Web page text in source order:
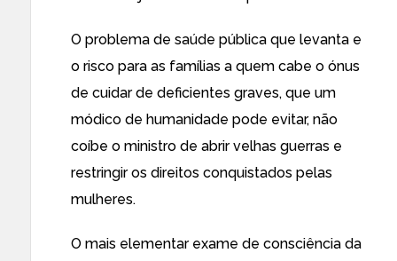
O problema de saúde pública que levanta e
o risco para as famílias a quem cabe o ónus
de cuidar de deficientes graves, que um
módico de humanidade pode evitar, não
coíbe o ministro de abrir velhas guerras e
restringir os direitos conquistados pelas
mulheres.
O mais elementar exame de consciência da